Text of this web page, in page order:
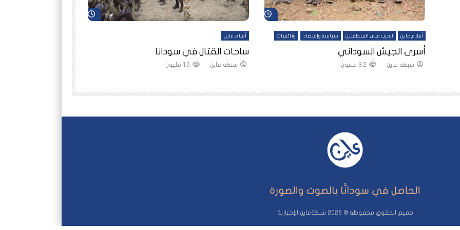
شاهد لاحقاً شاهد لاحقاً
أفلام عاين الحرب على المنطقتين سياسة وإقتصاد وثائقيات
أسرى الجيش السوداني
شبكة عاين 3.2 مليون
شاهد لاحقاً
أفلام عاين
ساحات القتال في سودانا
شبكة عاين 1.6 مليون
رانيا مأمون: الثمن
جميع الحقوق محفوظة © 2026 شبكةعاين الإخبارية